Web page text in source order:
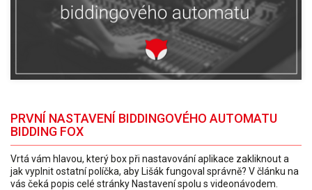
PRVNÍ NASTAVENÍ BIDDINGOVÉHO AUTOMATU
BIDDING FOX
Vrtá vám hlavou, který box při nastavování aplikace zakliknout a
jak vyplnit ostatní políčka, aby Lišák fungoval správně? V článku na
vás čeká popis celé stránky Nastavení spolu s videonávodem.